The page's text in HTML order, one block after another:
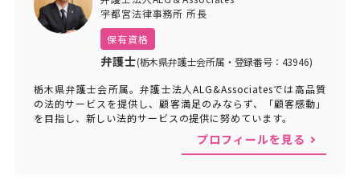
宇都宮法律事務所 所長
保有資格
弁護士(栃木県弁護士会所属・登録番号：43946)
栃木県弁護士会所属。弁護士法人ALG&Associatesでは高品質
の法的サービスを提供し、顧客満足のみならず、「顧客感動」
を目指し、新しい法的サービスの提供に努めています。
プロフィールを見る